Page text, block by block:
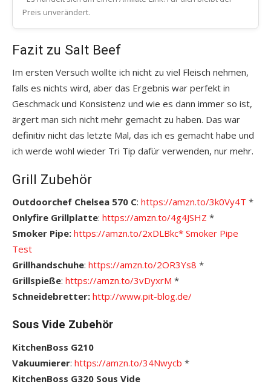
Preis unverändert.
Fazit zu Salt Beef
Im ersten Versuch wollte ich nicht zu viel Fleisch nehmen,
falls es nichts wird, aber das Ergebnis war perfekt in
Geschmack und Konsistenz und wie es dann immer so ist,
ärgert man sich nicht mehr gemacht zu haben. Das war
definitiv nicht das letzte Mal, das ich es gemacht habe und
ich werde wohl wieder Tri Tip dafür verwenden, nur mehr.
Grill Zubehör
Outdoorchef Chelsea 570 C: https://amzn.to/3k0Vy4T *
Onlyfire Grillplatte: https://amzn.to/4g4JSHZ *
Smoker Pipe: https://amzn.to/2xDLBkc* Smoker Pipe
Test
Grillhandschuhe: https://amzn.to/2OR3Ys8 *
Grillspieße: https://amzn.to/3vDyxrM *
Schneidebretter: http://www.pit-blog.de/
Sous Vide Zubehör
KitchenBoss G210
Vakuumierer: https://amzn.to/34Nwycb *
KitchenBoss G320 Sous Vide